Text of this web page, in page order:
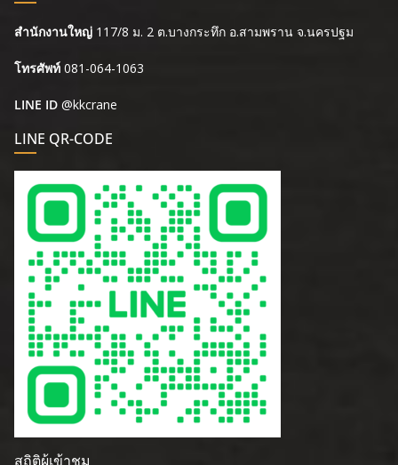
สำนักงานใหญ่ 117/8 ม. 2 ต.บางกระทึก อ.สามพราน จ.นครปฐม
โทรศัพท์ 081-064-1063
LINE ID @kkcrane
LINE QR-CODE
สถิติผู้เข้าชม